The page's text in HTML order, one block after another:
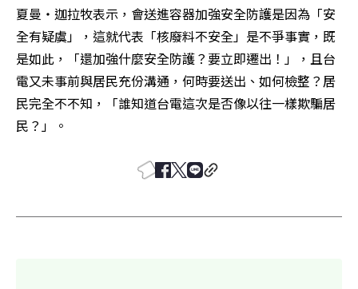
夏曼‧迦拉牧表示，會送進容器加強安全防護是因為「安
全有疑虞」，這就代表「核廢料不安全」是不爭事實，既
是如此，「還加強什麼安全防護？要立即遷出！」，且台
電又未事前與居民充份溝通，何時要送出、如何檢整？居
民完全不不知，「誰知道台電這次是否像以往一樣欺騙居
民？」。